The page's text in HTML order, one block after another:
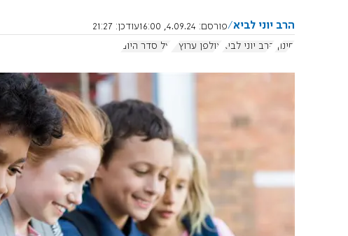
הרב יוני לביא פורסם: 4.09.24, 16:00 עודכן: 21:27
חינוך הרב יוני לביא אולפן ערוץ 7 על סדר היום